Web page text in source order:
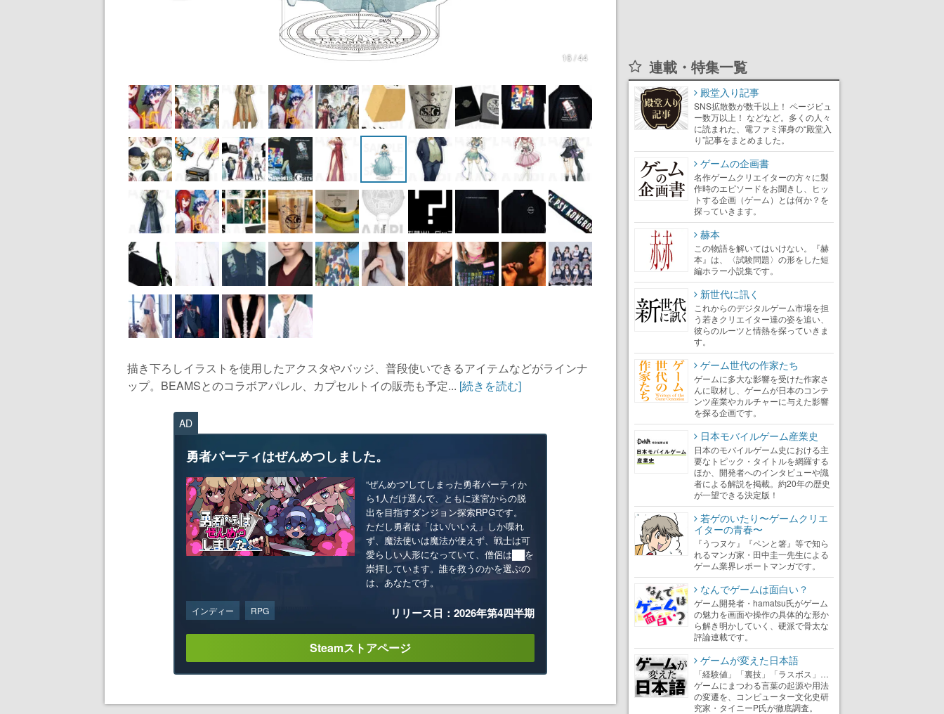
16 / 44
描き下ろしイラストを使用したアクスタやバッジ、普段使いできるアイテムなどがラインナ
ップ。BEAMSとのコラボアパレル、カプセルトイの販売も予定... [続きを読む]
AD
勇者パーティはぜんめつしました。
“ぜんめつ”してしまった勇者パーティか
ら1人だけ選んで、ともに迷宮からの脱
出を目指すダンジョン探索RPGです。
ただし勇者は「はい/いいえ」しか喋れ
ず、魔法使いは魔法が使えず、戦士は可
愛らしい人形になっていて、僧侶は██を
崇拝しています。誰を救うのかを選ぶの
は、あなたです。
インディー RPG リリース日：2026年第4四半期
Steamストアページ
連載・特集一覧
殿堂入り記事
SNS拡散数が数千以上！ ページビュ
ー数万以上！ などなど。多くの人々
に読まれた、電ファミ渾身の“殿堂入
り”記事をまとめました。
ゲームの企画書
名作ゲームクリエイターの方々に製
作時のエピソードをお聞きし、ヒッ
トする企画（ゲーム）とは何か？を
探っていきます。
赫本
この物語を解いてはいけない。『赫
本』は、〈試験問題〉の形をした短
編ホラー小説集です。
新世代に訊く
これからのデジタルゲーム市場を担
う若きクリエイター達の姿を追い、
彼らのルーツと情熱を探っていきま
す。
ゲーム世代の作家たち
ゲームに多大な影響を受けた作家さ
んに取材し、ゲームが日本のコンテ
ンツ産業やカルチャーに与えた影響
を探る企画です。
日本モバイルゲーム産業史
日本のモバイルゲーム史における主
要なトピック・タイトルを網羅する
ほか、開発者へのインタビューや識
者による解説を掲載。約20年の歴史
が一望できる決定版！
若ゲのいたり〜ゲームクリエ
イターの青春〜
『うつヌケ』『ペンと箸』等で知ら
れるマンガ家・田中圭一先生による
ゲーム業界レポートマンガです。
なんでゲームは面白い？
ゲーム開発者・hamatsu氏がゲーム
の魅力を画面や操作の具体的な形か
ら解き明かしていく、硬派で骨太な
評論連載です。
ゲームが変えた日本語
「経験値」「裏技」「ラスボス」…
ゲームにまつわる言葉の起源や用法
の変遷を、コンピューター文化史研
究家・タイニーP氏が徹底調査。